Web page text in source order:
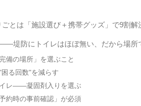
とは「施設選び＋携帯グッズ」で9割解
堤防にトイレはほぼ無い、だから場所
備の場所」を選ぶこと
る回数"を減らす
レ——凝固剤入りを選ぶ
約時の事前確認」が必須